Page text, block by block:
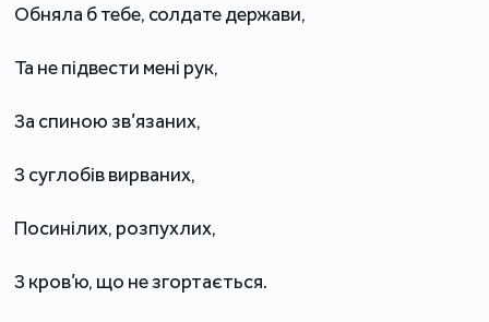
Обняла б тебе, солдате держави,
Та не підвести мені рук,
За спиною зв’язаних,
З суглобів вирваних,
Посинілих, розпухлих,
З кров’ю, що не згортається.